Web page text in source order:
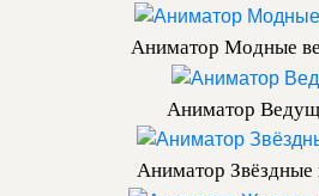
Аниматор Модные
Аниматор
Аниматор Звёздные